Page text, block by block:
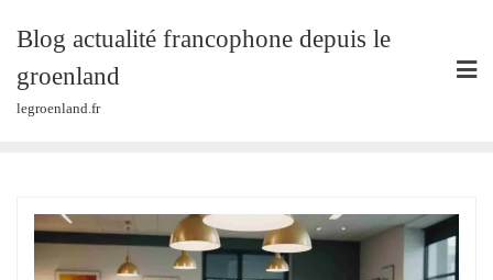
content
Blog actualité francophone depuis le
groenland
legroenland.fr